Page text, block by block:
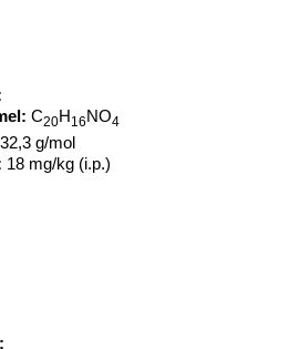
C20H 16 NO4
g/mol
18 mg/kg (i.p.)